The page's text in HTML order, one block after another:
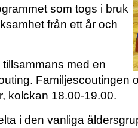
som togs i bruk
från ett år och
med en
Familjescoutingen
kolckan 18.00-19.00.
i den vanliga